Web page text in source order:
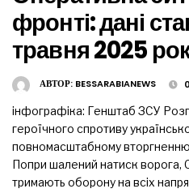
фронті: дані
травня 2025
АВТОР: BESSARABIANEWS
інфографіка: Генштаб ЗСУ
героїчного спротиву
повномасштабному вторгненню
Попри шалений натиск ворога,
тримають оборону на всіх